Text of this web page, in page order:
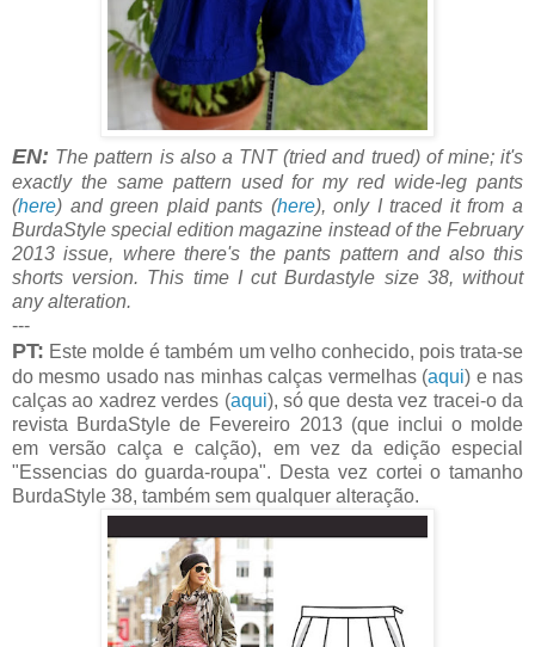
EN: The pattern is also a TNT (tried and trued) of mine; it's
exactly the same pattern used for my red wide-leg pants
(here) and green plaid pants (here), only I traced it from a
BurdaStyle special edition magazine instead of the February
2013 issue, where there's the pants pattern and also this
shorts version. This time I cut Burdastyle size 38, without
any alteration.
---
PT: Este molde é também um velho conhecido, pois trata-se
do mesmo usado nas minhas calças vermelhas (aqui) e nas
calças ao xadrez verdes (aqui), só que desta vez tracei-o da
revista BurdaStyle de Fevereiro 2013 (que inclui o molde
em versão calça e calção), em vez da edição especial
"Essencias do guarda-roupa". Desta vez cortei o tamanho
BurdaStyle 38, também sem qualquer alteração.